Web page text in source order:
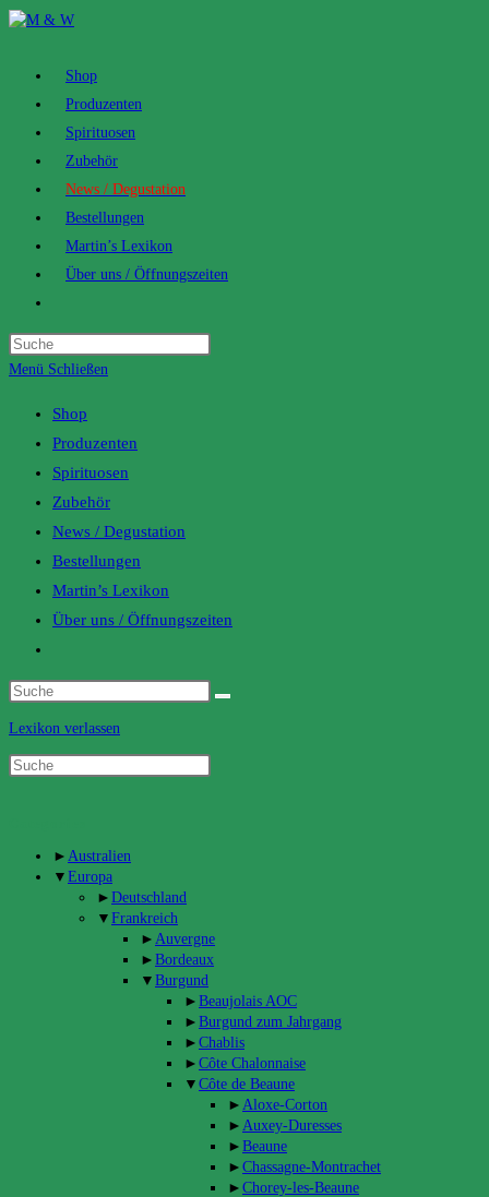
Zum
Shop
Produzenten
Spirituosen
Zubehör
News / Degustation
Bestellungen
Martin’s Lexikon
Über uns / Öffnungszeiten
website
search
Menü Schließen
Shop
Produzenten
Spirituosen
Zubehör
News / Degustation
Bestellungen
Martin’s Lexikon
Über uns / Öffnungszeiten
website
search
Lexikon verlassen
► Australien
▼ Europa
► Deutschland
▼ Frankreich
► Auvergne
► Bordeaux
▼ Burgund
► Beaujolais AOC
► Burgund zum Jahrgang
► Chablis
► Côte Chalonnaise
▼ Côte de Beaune
► Aloxe-Corton
► Auxey-Duresses
► Beaune
► Chassagne-Montrachet
► Chorey-les-Beaune